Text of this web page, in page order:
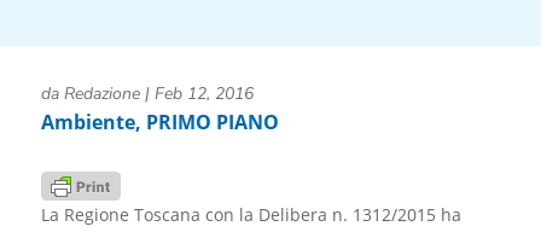
da Redazione| Feb 12, 2016
Ambiente, PRIMO PIANO
La Regione Toscana con la Delibera n. 1312/2015 ha